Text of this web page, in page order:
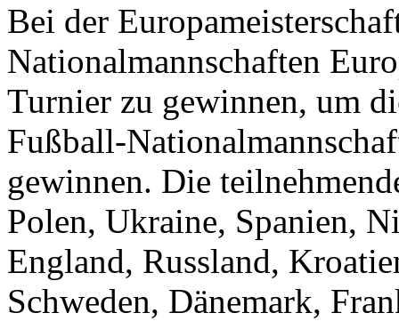
Bei der
Nationalmannschaften
Turnier zu gewinnen, um
Fußball-
gewinnen. Die
Polen, Ukraine, Spanien,
England, Russland,
Schweden, Dänemark,